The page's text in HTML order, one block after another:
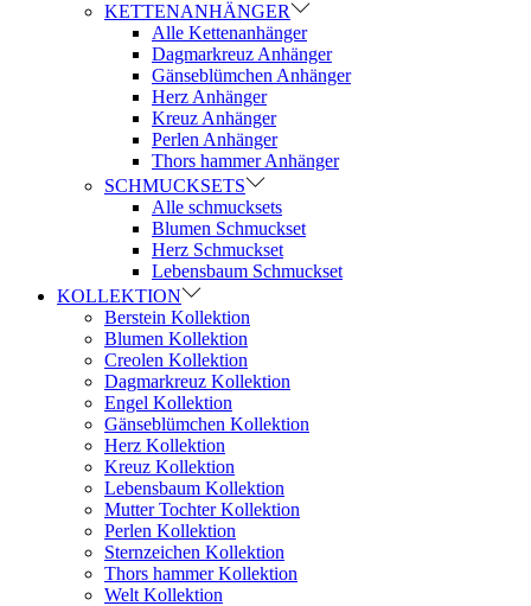
KETTENANHÄNGER
Alle Kettenanhänger
Dagmarkreuz Anhänger
Gänseblümchen Anhänger
Herz Anhänger
Kreuz Anhänger
Perlen Anhänger
Thors hammer Anhänger
SCHMUCKSETS
Alle schmucksets
Blumen Schmuckset
Herz Schmuckset
Lebensbaum Schmuckset
KOLLEKTION
Berstein Kollektion
Blumen Kollektion
Creolen Kollektion
Dagmarkreuz Kollektion
Engel Kollektion
Gänseblümchen Kollektion
Herz Kollektion
Kreuz Kollektion
Lebensbaum Kollektion
Mutter Tochter Kollektion
Perlen Kollektion
Sternzeichen Kollektion
Thors hammer Kollektion
Welt Kollektion